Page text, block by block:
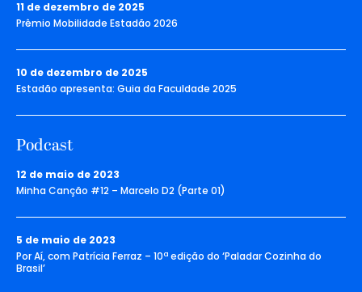
11 de dezembro de 2025
Prêmio Mobilidade Estadão 2026
10 de dezembro de 2025
Estadão apresenta: Guia da Faculdade 2025
Podcast
12 de maio de 2023
Minha Canção #12 – Marcelo D2 (Parte 01)
5 de maio de 2023
Por Aí, com Patrícia Ferraz – 10ª edição do ‘Paladar Cozinha do
Brasil’